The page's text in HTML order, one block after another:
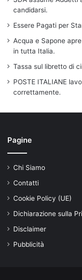
candidarsi.
Essere Pagati per
Acqua e Sapone
in tutta Italia.
Tassa sul libretto di
POSTE ITALIANE
correttamente.
Pagine
Chi Siamo
Contatti
Cookie Policy (UE)
Dichiarazione sulla
Disclaimer
Pubblicità